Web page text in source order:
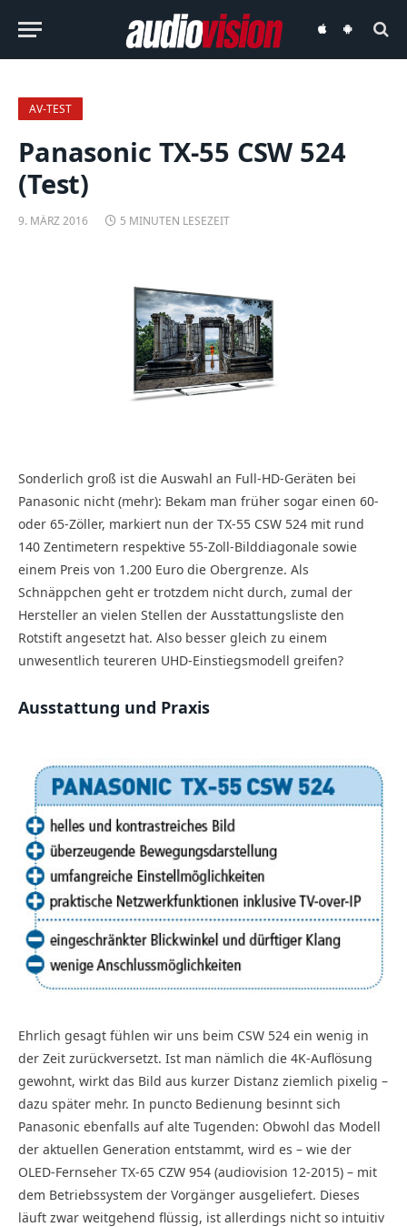
audiovisionaudiovision
AV-TEST
Panasonic TX-55 CSW 524
(Test)
9. MÄRZ 2016 5 MINUTEN LESEZEIT
Sonderlich groß ist die Auswahl an Full-HD-Geräten bei
Panasonic nicht (mehr): Bekam man früher sogar einen 60-
oder 65-Zöller, markiert nun der TX-55 CSW 524 mit rund
140 Zentimetern respektive 55-Zoll-Bilddiagonale sowie
einem Preis von 1.200 Euro die Obergrenze. Als
Schnäppchen geht er trotzdem nicht durch, zumal der
Hersteller an vielen Stellen der Ausstattungsliste den
Rotstift angesetzt hat. Also besser gleich zu einem
unwesentlich teureren UHD-Einstiegsmodell greifen?
Ausstattung und Praxis
Ehrlich gesagt fühlen wir uns beim CSW 524 ein wenig in
der Zeit zurückversetzt. Ist man nämlich die 4K-Auflösung
gewohnt, wirkt das Bild aus kurzer Distanz ziemlich pixelig –
dazu später mehr. In puncto Bedienung besinnt sich
Panasonic ebenfalls auf alte Tugenden: Obwohl das Modell
der aktuellen Generation entstammt, wird es – wie der
OLED-Fernseher TX-65 CZW 954 (audiovision 12-2015) – mit
dem Betriebssystem der Vorgänger ausgeliefert. Dieses
läuft zwar weitgehend flüssig, ist allerdings nicht so intuitiv